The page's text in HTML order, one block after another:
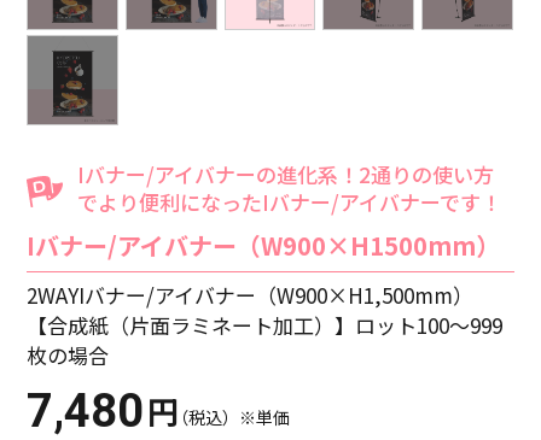
Iバナー/アイバナーの進化系！2通りの使い方
でより便利になったIバナー/アイバナーです！
Iバナー/アイバナー（W900×H1500mm）
2WAYIバナー/アイバナー（W900×H1,500mm）
【合成紙（片面ラミネート加工）】ロット100～999
枚の場合
7,480円（税込）※単価